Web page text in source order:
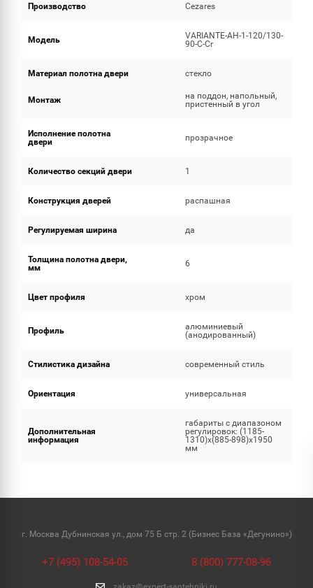
Производство Cezares
Модель
VARIANTE-AH-1-120/130-
90-C-Cr
Материал полотна двери стекло
Монтаж
на поддон, напольный,
пристенный в угол
Исполнение полотна
двери
прозрачное
Количество секций двери 1
Конструкция дверей распашная
Регулируемая ширина да
Толщина полотна двери,
мм
6
Цвет профиля хром
Профиль
алюминиевый
(анодированный)
Стилистика дизайна современный стиль
Ориентация универсальная
Дополнительная
информация
габариты с диапазоном
регулировок: (1185-
1310)x(885-898)x1950
мм
г. Москва Дубнинская ул., дом 75 Б стр. 2 (Бизнес База «Дегунино»)
+7 (495) 108-54-05 8 (800) 777-08-96